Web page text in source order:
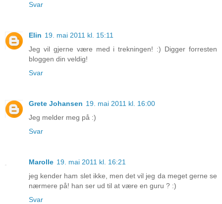
Svar
Elin 19. mai 2011 kl. 15:11
Jeg vil gjerne være med i trekningen! :) Digger forresten
bloggen din veldig!
Svar
Grete Johansen 19. mai 2011 kl. 16:00
Jeg melder meg på :)
Svar
Marolle 19. mai 2011 kl. 16:21
jeg kender ham slet ikke, men det vil jeg da meget gerne se
nærmere på! han ser ud til at være en guru ? :)
Svar